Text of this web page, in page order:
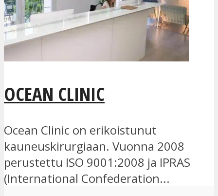
OCEAN CLINIC
Ocean Clinic on erikoistunut
kauneuskirurgiaan. Vuonna 2008
perustettu ISO 9001:2008 ja IPRAS
(International Confederation...